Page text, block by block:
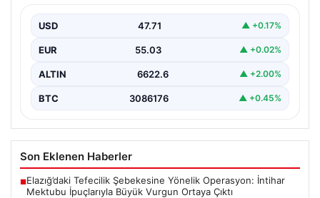
USD 47.71 ▲ +0.17%
EUR 55.03 ▲ +0.02%
ALTIN 6622.6 ▲ +2.00%
BTC 3086176 ▲ +0.45%
Son Eklenen Haberler
■Elazığ’daki Tefecilik Şebekesine Yönelik Operasyon: İntihar
Mektubu İpuçlarıyla Büyük Vurgun Ortaya Çıktı